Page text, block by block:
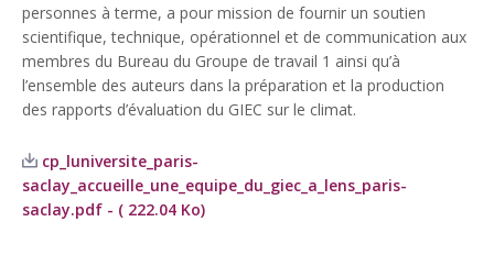
personnes à terme, a pour mission de fournir un soutien
scientifique, technique, opérationnel et de communication aux
membres du Bureau du Groupe de travail 1 ainsi qu’à
l’ensemble des auteurs dans la préparation et la production
des rapports d’évaluation du GIEC sur le climat.
cp_luniversite_paris-
saclay_accueille_une_equipe_du_giec_a_lens_paris-
saclay.pdf - ( 222.04 Ko)